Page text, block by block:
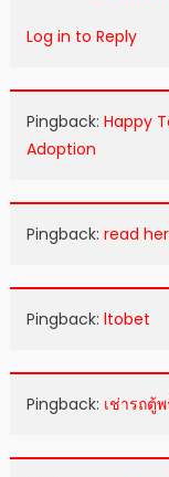
Log in to Reply
Pingback: Happy
Adoption
Pingback: read
Pingback: ltobet
Pingback: เช่ารถตู้